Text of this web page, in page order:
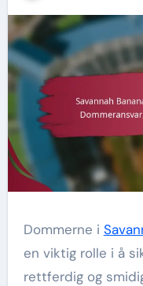
Dommerne i
en viktig rolle i å
rettferdig og